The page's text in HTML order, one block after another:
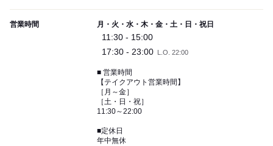
営業時間 月・火・水・木・金・土・日・祝日
11:30 - 15:00
17:30 - 23:00 L.O. 22:00
■ 営業時間
【テイクアウト営業時間】
［月～金］
［土・日・祝］
11:30～22:00
■定休日
年中無休